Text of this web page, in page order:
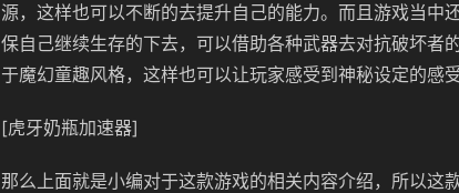
源，这样也可以不断的去提升自己的能力。而且游戏当中
保自己继续生存的下去，可以借助各种武器去对抗破坏者
于魔幻童趣风格，这样也可以让玩家感受到神秘设定的感受
[虎牙奶瓶加速器]
那么上面就是小编对于这款游戏的相关内容介绍，所以这